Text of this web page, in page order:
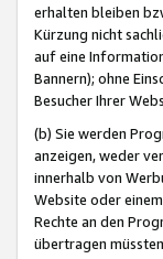
erhalten bleiben
Kürzung nicht
auf eine
Bannern); ohne
Besucher Ihrer
(b) Sie werden
anzeigen, weder
innerhalb von
Website oder
Rechte an den
übertragen